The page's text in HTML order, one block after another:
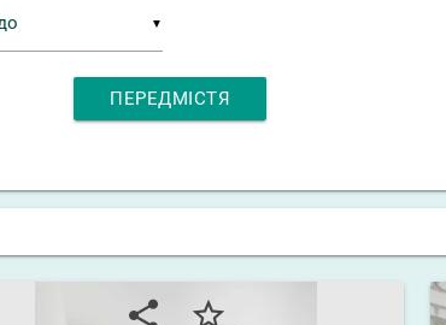
▼
ПЕРЕДМІСТЯ
share star_border